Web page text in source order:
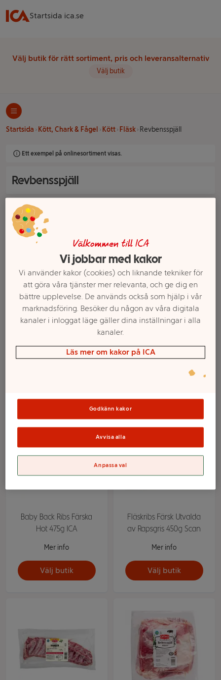
Startsida ica.se
Välj butik för rätt sortiment, pris och leveransalternativ
Välj butik
Startsida Kött, Chark & Fågel Kött Fläsk Revbensspjäll
Ett exempel på onlinesortiment visas.
Revbensspjäll
Filter
ca 1kg ICA
1,1kg ICA
Baby Back Ribs Färska
Hot 475g ICA
Mer info
Välj butik
Fläskribs Färsk Utvalda
av Rapsgris 450g Scan
Mer info
Välj butik
Välkommen till ICA
Vi jobbar med kakor
Vi använder kakor (cookies) och liknande tekniker för
att göra våra tjänster mer relevanta, och ge dig en
bättre upplevelse. De används också som hjälp i vår
marknadsföring. Besöker du någon av våra digitala
kanaler i inloggat läge gäller dina inställningar i alla
kanaler.
Läs mer om kakor på ICA
Godkänn kakor
Avvisa alla
Anpassa val